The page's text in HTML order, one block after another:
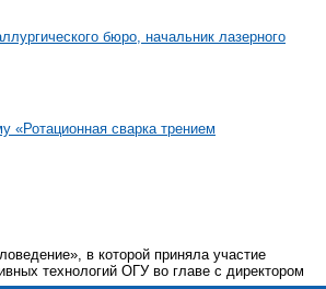
бюро, начальник лазерного
сварка трением
в которой приняла участие
технологий ОГУ во главе с директором